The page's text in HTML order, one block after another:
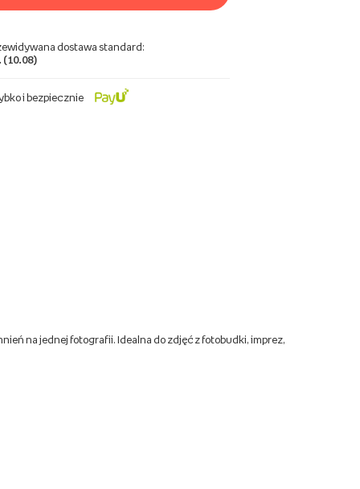
dostawa standard:
(10.08)
i bezpiecznie
na jednej fotografii. Idealna do zdjęć z fotobudki, imprez,